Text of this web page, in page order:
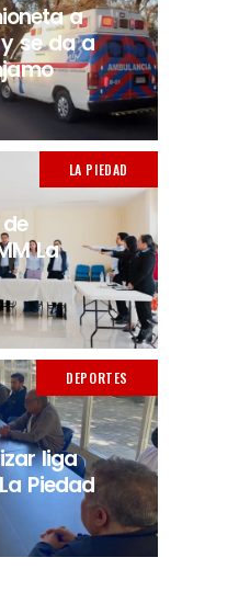
a
se da a
LA PIEDAD
La
DEPORTES
liga
Piedad